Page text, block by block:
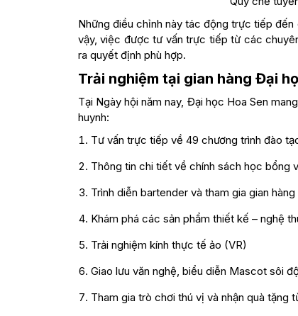
Những điều chỉnh này tác động trực tiếp
vậy, việc được tư vấn trực tiếp từ các
ra quyết định phù hợp.
Trải nghiệm tại gian hàng Đại
Tại Ngày hội năm nay, Đại học Hoa Sen
huynh:
Tư vấn trực tiếp về 49 chương trình đào
Thông tin chi tiết về chính sách học bổng
Trình diễn bartender và tham gia gian
Khám phá các sản phẩm thiết kế – nghệ
Trải nghiệm kính thực tế ảo (VR)
Giao lưu văn nghệ, biểu diễn Mascot sôi
Tham gia trò chơi thú vị và nhận quà tặng